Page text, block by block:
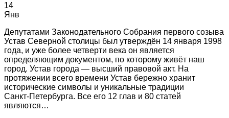
14
Янв
Депутатами Законодательного Собрания первого созыва
Устав Северной столицы был утверждён 14 января 1998
года, и уже более четверти века он является
определяющим документом, по которому живёт наш
город. Устав города — высший правовой акт. На
протяжении всего времени Устав бережно хранит
исторические символы и уникальные традиции
Санкт‑Петербурга. Все его 12 глав и 80 статей
являются…